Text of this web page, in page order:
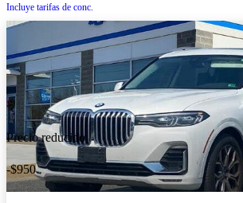
Incluye tarifas de conc.
Precio reducido
-$950